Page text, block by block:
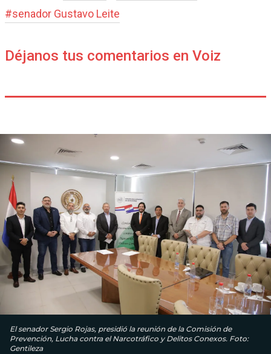
#senador Gustavo Leite
Déjanos tus comentarios en Voiz
El senador Sergio Rojas, presidió la reunión de la Comisión de
Prevención, Lucha contra el Narcotráfico y Delitos Conexos. Foto:
Gentileza